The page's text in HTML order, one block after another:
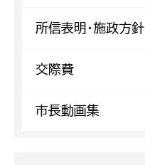
所信表明・施政方針
交際費
市長動画集